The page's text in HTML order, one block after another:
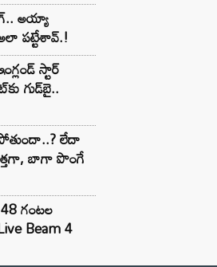
అయ్యా
పట్టేశావ్.!
స్టార్
గుడ్‌బై..
లేదా
బాగా పొంగే
గంటల
Beam 4